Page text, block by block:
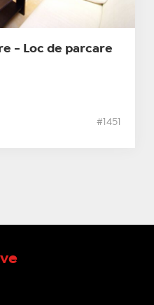
- Loc de parcare
#1451